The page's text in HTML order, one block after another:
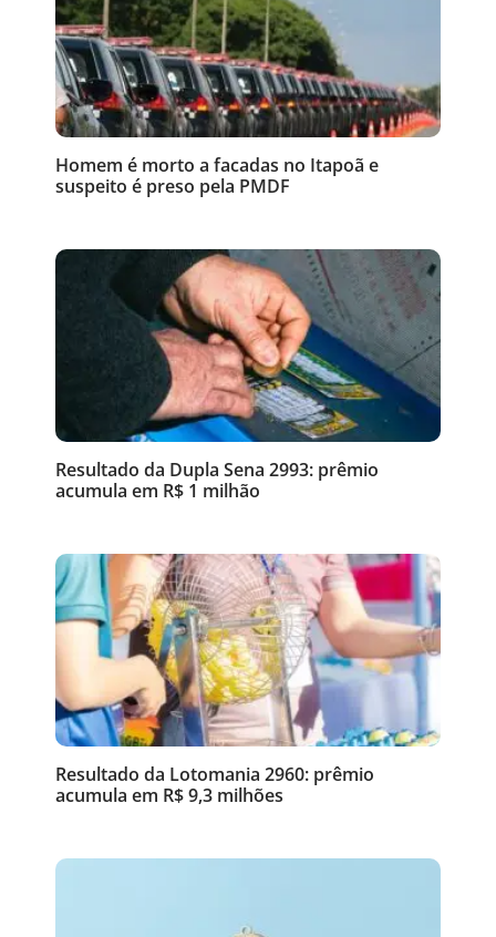
Homem é morto a facadas no Itapoã e
suspeito é preso pela PMDF
Resultado da Dupla Sena 2993: prêmio
acumula em R$ 1 milhão
Resultado da Lotomania 2960: prêmio
acumula em R$ 9,3 milhões